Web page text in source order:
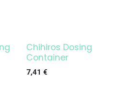
¡OFERTA!
Chihiros Dosing
Container
7,41 €